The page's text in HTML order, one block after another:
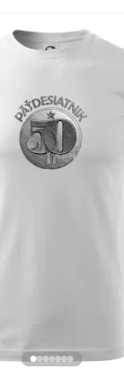
€ NA
FRČÍ